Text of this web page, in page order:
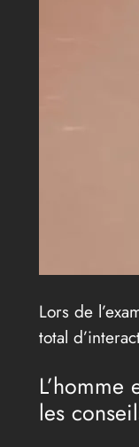
Lors de
total
L’homme
les